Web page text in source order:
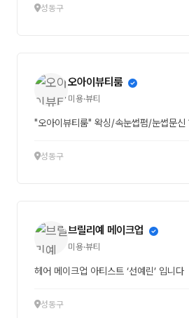
성동구
오아이뷰티룸
미용·뷰티
"오아이뷰티룸" 왁싱/속눈썹펌/눈썹문
성동구
브릴리예 메이크업
미용·뷰티
헤어 메이크업 아티스트 ‘선예린’ 입니다
성동구